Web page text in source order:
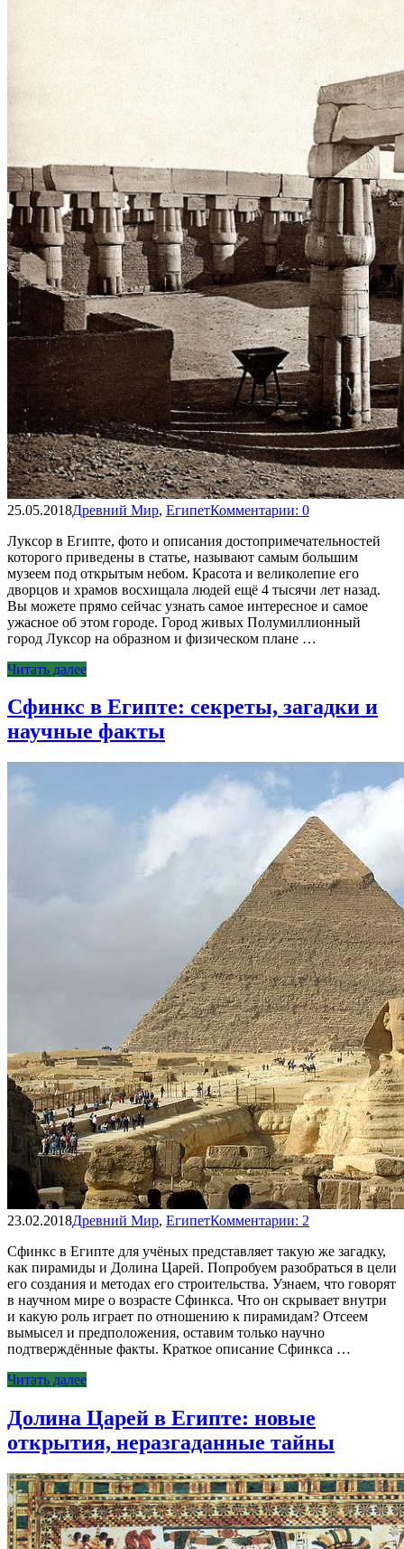
25.05.2018Древний Мир, ЕгипетКомментарии: 0
Луксор в Египте, фото и описания достопримечательностей
которого приведены в статье, называют самым большим
музеем под открытым небом. Красота и великолепие его
дворцов и храмов восхищала людей ещё 4 тысячи лет назад.
Вы можете прямо сейчас узнать самое интересное и самое
ужасное об этом городе. Город живых Полумиллионный
город Луксор на образном и физическом плане …
Читать далее
Сфинкс в Египте: секреты, загадки и
научные факты
23.02.2018Древний Мир, ЕгипетКомментарии: 2
Сфинкс в Египте для учёных представляет такую же загадку,
как пирамиды и Долина Царей. Попробуем разобраться в цели
его создания и методах его строительства. Узнаем, что говорят
в научном мире о возрасте Сфинкса. Что он скрывает внутри
и какую роль играет по отношению к пирамидам? Отсеем
вымысел и предположения, оставим только научно
подтверждённые факты. Краткое описание Сфинкса …
Читать далее
Долина Царей в Египте: новые
открытия, неразгаданные тайны